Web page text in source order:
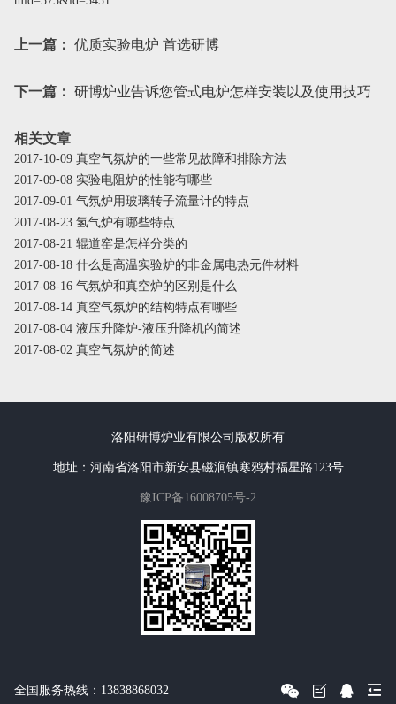
上一篇： 优质实验电炉 首选研博
下一篇： 研博炉业告诉您管式电炉怎样安装以及使用技巧
相关文章
2017-10-09 真空气氛炉的一些常见故障和排除方法
2017-09-08 实验电阻炉的性能有哪些
2017-09-01 气氛炉用玻璃转子流量计的特点
2017-08-23 氢气炉有哪些特点
2017-08-21 辊道窑是怎样分类的
2017-08-18 什么是高温实验炉的非金属电热元件材料
2017-08-16 气氛炉和真空炉的区别是什么
2017-08-14 真空气氛炉的结构特点有哪些
2017-08-04 液压升降炉-液压升降机的简述
2017-08-02 真空气氛炉的简述
洛阳研博炉业有限公司版权所有
地址：河南省洛阳市新安县磁涧镇寒鸦村福星路123号
豫ICP备16008705号-2
全国服务热线：13838868032